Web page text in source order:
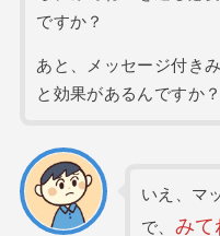
ですか？
あと、メッセージ付き
と効果があるんですか？
いえ、マ
で、 みて